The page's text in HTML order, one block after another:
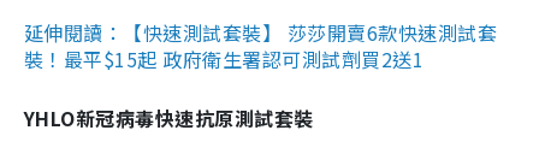
延伸閱讀：【快速測試套裝】 莎莎開賣6款快速測試套
裝！最平$15起 政府衛生署認可測試劑買2送1
YHLO新冠病毒快速抗原測試套裝